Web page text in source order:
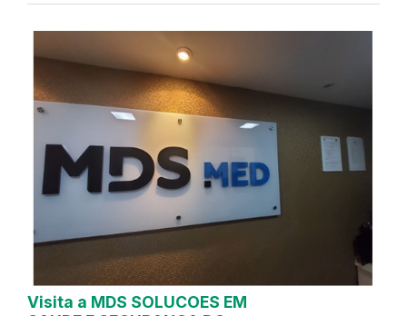
Visita a MDS SOLUCOES EM